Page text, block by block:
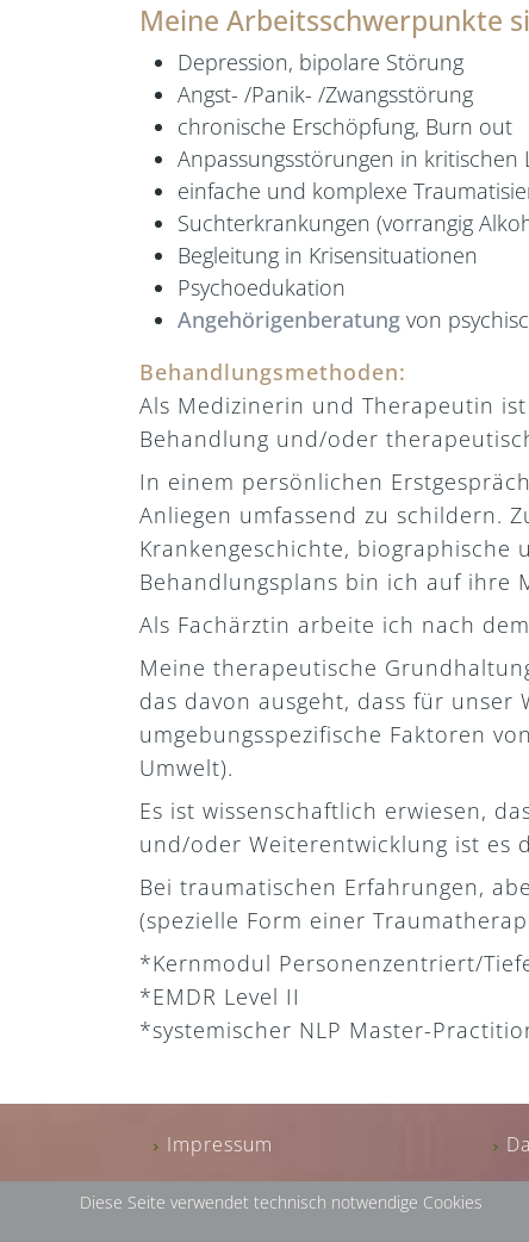
Meine Arbeitsschwerpunkte
Depression, bipolare Störung
Angst- /Panik- /Zwangsstörung
chronische Erschöpfung, Burn out
Anpassungsstörungen in kritischen
einfache und komplexe
Suchterkrankungen (vorrangig
Begleitung in Krisensituationen
Psychoedukation
Angehörigenberatung von
Behandlungsmethoden:
Als Medizinerin und Therapeutin
Behandlung und/oder
In einem persönlichen
Anliegen umfassend zu schildern.
Krankengeschichte,
Behandlungsplans bin ich auf ihre
Als Fachärztin arbeite ich nach
Meine therapeutische
das davon ausgeht, dass für
umgebungsspezifische Faktoren
Umwelt).
Es ist wissenschaftlich erwiesen,
und/oder Weiterentwicklung ist es
Bei traumatischen Erfahrungen,
(spezielle Form einer
*Kernmodul Personenzentriert/
*EMDR Level II
*systemischer NLP Master-
Impressum
Diese Seite verwendet technisch notwendige Cookies